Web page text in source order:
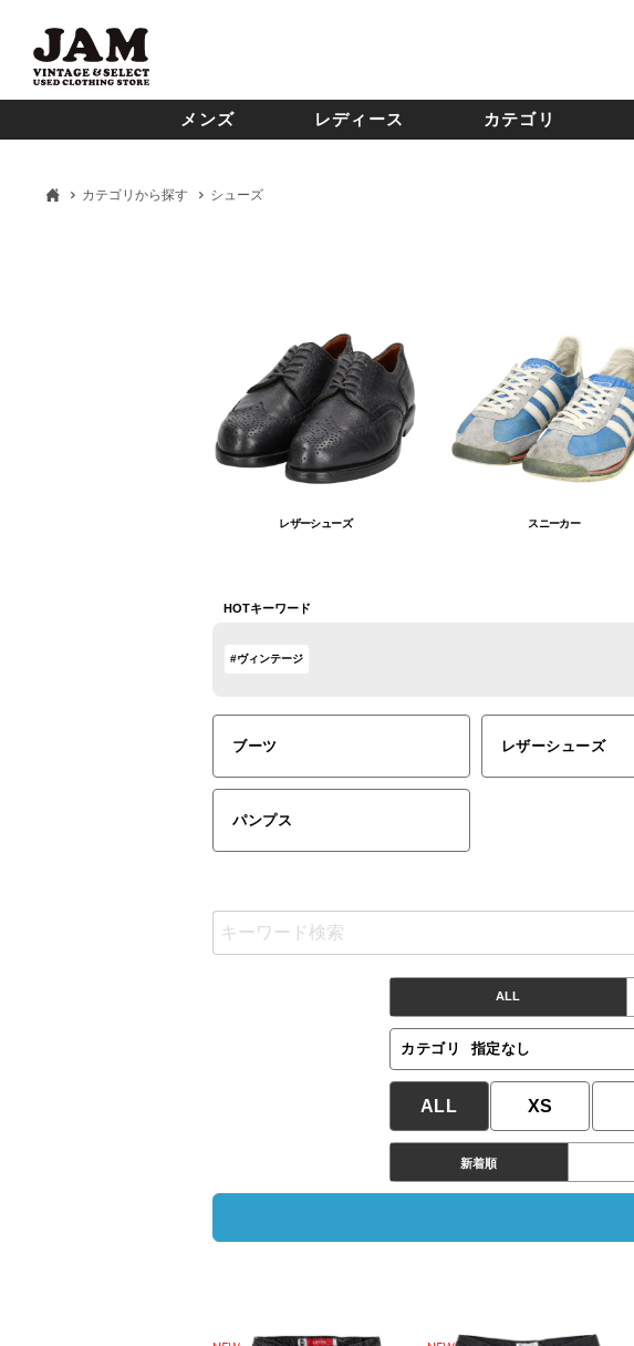
メンズ レディース カテゴリ
カテゴリから探す シューズ
レザーシューズ スニーカー
HOTキーワード
#ヴィンテージ
ブーツ レザーシューズ
パンプス
ALL
カテゴリ 指定なし
ALL XS
新着順